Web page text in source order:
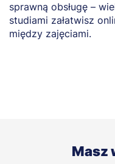
sprawną obsługę –
studiami załatwisz
między zajęciami.
Masz